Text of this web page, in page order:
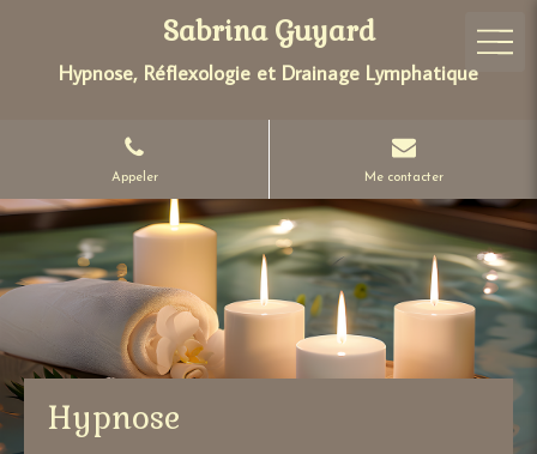
Sabrina Guyard
Hypnose, Réflexologie et Drainage Lymphatique
Appeler Me contacter
Hypnose